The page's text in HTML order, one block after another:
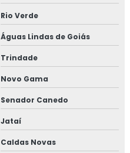
Rio Verde
Águas Lindas de Goiás
Trindade
Novo Gama
Senador Canedo
Jataí
Caldas Novas